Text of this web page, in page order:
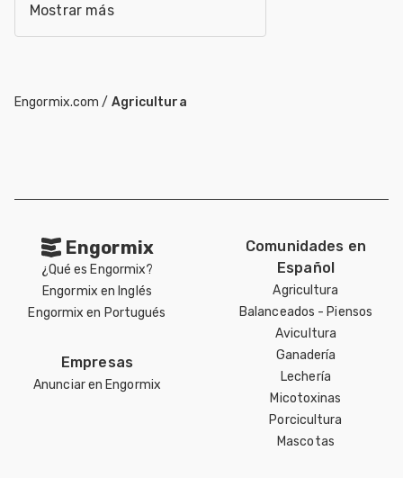
Mostrar más
Engormix.com / Agricultura
Engormix
¿Qué es Engormix?
Engormix en Inglés
Engormix en Portugués
Empresas
Anunciar en Engormix
Comunidades en
Español
Agricultura
Balanceados - Piensos
Avicultura
Ganadería
Lechería
Micotoxinas
Porcicultura
Mascotas